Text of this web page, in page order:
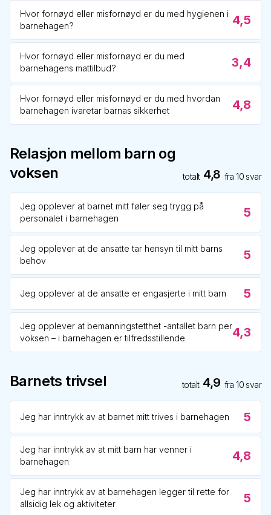
Hvor fornøyd eller misfornøyd er du med hygienen i
barnehagen?
4,5
Hvor fornøyd eller misfornøyd er du med
barnehagens mattilbud?
3,4
Hvor fornøyd eller misfornøyd er du med hvordan
barnehagen ivaretar barnas sikkerhet
4,8
Relasjon mellom barn og
voksen
totalt 4,8 fra10 svar
Jeg opplever at barnet mitt føler seg trygg på
personalet i barnehagen
5
Jeg opplever at de ansatte tar hensyn til mitt barns
behov
5
Jeg opplever at de ansatte er engasjerte i mitt barn 5
Jeg opplever at bemanningstetthet -antallet barn per
voksen – i barnehagen er tilfredsstillende
4,3
Barnets trivsel totalt 4,9 fra10 svar
Jeg har inntrykk av at barnet mitt trives i barnehagen 5
Jeg har inntrykk av at mitt barn har venner i
barnehagen
4,8
Jeg har inntrykk av at barnehagen legger til rette for
allsidig lek og aktiviteter
5